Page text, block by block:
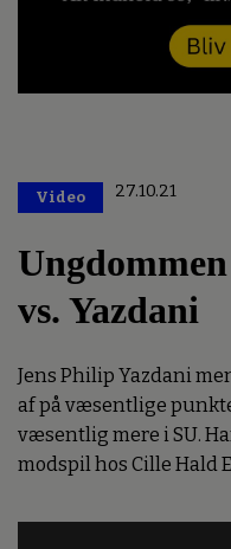
Video 27.10.21
vs. Yazdani
Jens Philip Yazdani
af på væsentlige
væsentlig mere i SU.
modspil hos Cille Hald